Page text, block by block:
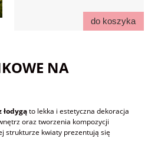
do koszyka
NA
to lekka i estetyczna dekoracja
oraz tworzenia kompozycji
strukturze kwiaty prezentują się